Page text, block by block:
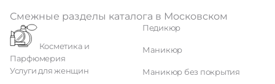
Смежные разделы каталога в Московском
Парфюмерия
Услуги для женщин
Педикюр
Маникюр
Маникюр без покрытия